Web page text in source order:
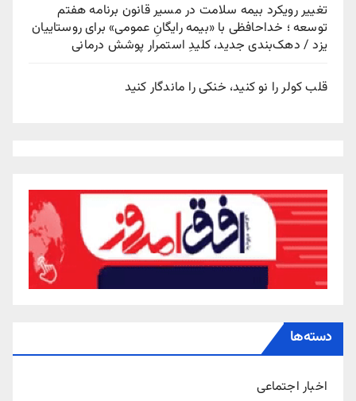
تغییر رویکرد بیمه سلامت در مسیر قانون برنامه هفتم
توسعه ؛ خداحافظی با «بیمه رایگانِ عمومی» برای روستاییان
یزد / دهک‌بندی جدید، کلیدِ استمرار پوشش درمانی
قلب کولر را نو کنید، خنکی را ماندگار کنید
دسته‌ها
اخبار اجتماعی